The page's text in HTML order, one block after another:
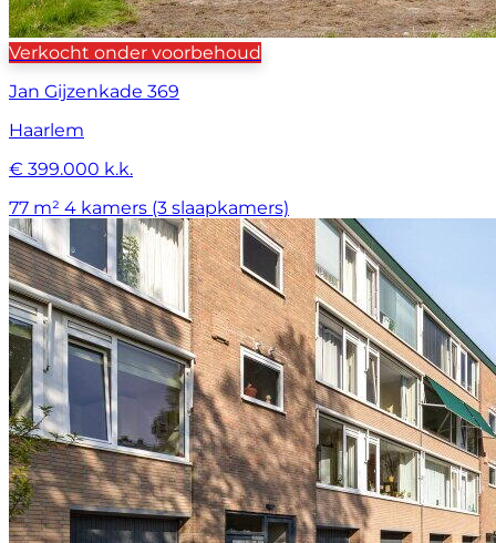
Verkocht onder voorbehoud
Jan Gijzenkade 369
Haarlem
€ 399.000 k.k.
77 m² 4 kamers (3 slaapkamers)